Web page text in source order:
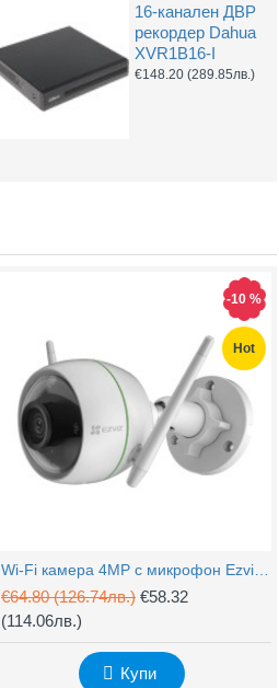
2MP 4-в-1 HD-
CVI Dahua HAC-
HDW2241T-Z-A,
2.7-13.5mm, IR
16-канален ДВР
рекордер Dahua
XVR1B16-I
€148.20 (289.85лв.)
Hot
-10 %
€64.80(126.74лв.) €58.32
(114.06лв.)
Купи